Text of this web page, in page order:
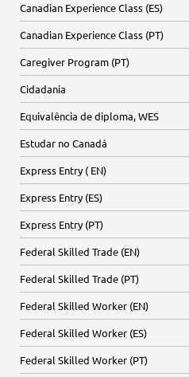
Canadian Experience Class (ES)
Canadian Experience Class (PT)
Caregiver Program (PT)
Cidadania
Equivalência de diploma, WES
Estudar no Canadá
Express Entry ( EN)
Express Entry (ES)
Express Entry (PT)
Federal Skilled Trade (EN)
Federal Skilled Trade (PT)
Federal Skilled Worker (EN)
Federal Skilled Worker (ES)
Federal Skilled Worker (PT)